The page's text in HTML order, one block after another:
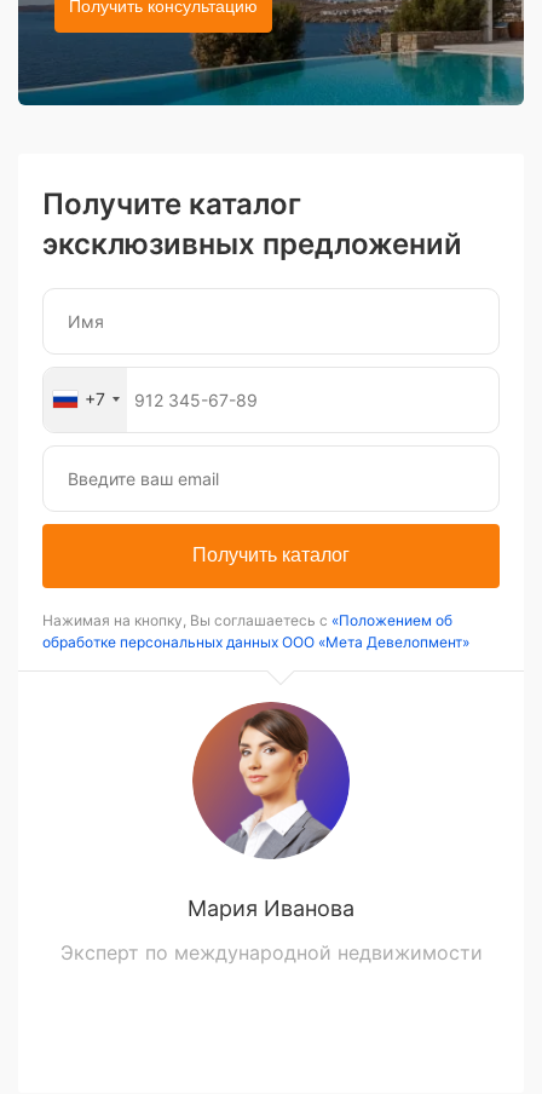
Получить консультацию
Получите каталог
эксклюзивных предложений
+7
Получить каталог
Нажимая на кнопку, Вы соглашаетесь с «Положением об
обработке персональных данных ООО «Мета Девелопмент»
Мария Иванова
Эксперт по международной недвижимости